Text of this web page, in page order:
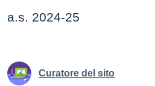
a.s. 2024-25
Curatore del sito